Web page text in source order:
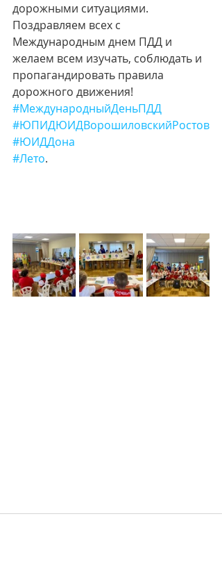
дорожными ситуациями.
Поздравляем всех с
Международным днем ПДД и
желаем всем изучать, соблюдать и
пропагандировать правила
дорожного движения!
#МеждународныйДеньПДД
#ЮПИДЮИДВорошиловскийРостов
#ЮИДДона
#Лето.